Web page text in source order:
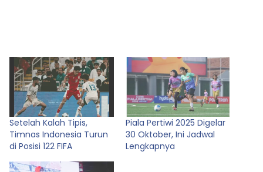
Setelah Kalah Tipis,
Timnas Indonesia Turun
di Posisi 122 FIFA
Piala Pertiwi 2025 Digelar
30 Oktober, Ini Jadwal
Lengkapnya